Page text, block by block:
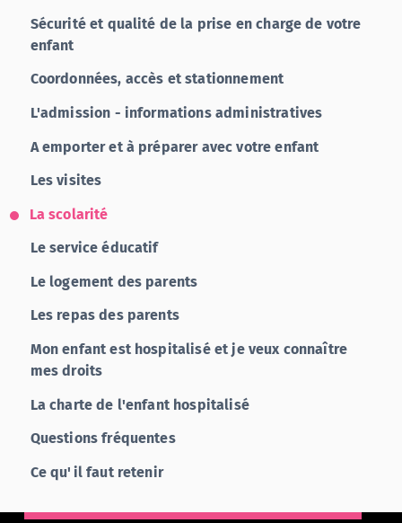
Sécurité et qualité de la prise en charge de votre
enfant
Coordonnées, accès et stationnement
L'admission - informations administratives
A emporter et à préparer avec votre enfant
Les visites
La scolarité
Le service éducatif
Le logement des parents
Les repas des parents
Mon enfant est hospitalisé et je veux connaître
mes droits
La charte de l'enfant hospitalisé
Questions fréquentes
Ce qu'il faut retenir